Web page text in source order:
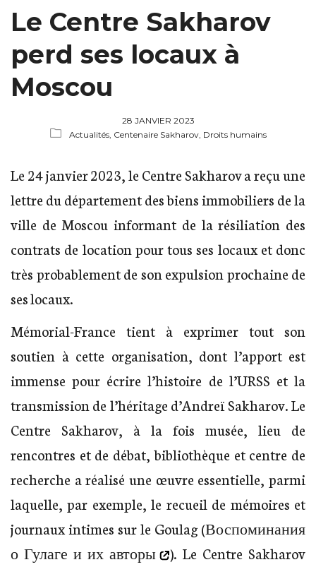
Le Centre Sakharov
perd ses locaux à
Moscou
28 JANVIER 2023
Actualités, Centenaire Sakharov, Droits humains
Le 24 janvier 2023, le Centre Sakharov a reçu une
lettre du département des biens immobiliers de la
ville de Moscou informant de la résiliation des
contrats de location pour tous ses locaux et donc
très probablement de son expulsion prochaine de
ses locaux.
Mémorial-France tient à exprimer tout son
soutien à cette organisation, dont l’apport est
immense pour écrire l’histoire de l’URSS et la
transmission de l’héritage d’Andreï Sakharov. Le
Centre Sakharov, à la fois musée, lieu de
rencontres et de débat, bibliothèque et centre de
recherche a réalisé une œuvre essentielle, parmi
laquelle, par exemple, le recueil de mémoires et
journaux intimes sur le Goulag (Воспоминания
о Гулаге и их авторы
). Le Centre Sakharov